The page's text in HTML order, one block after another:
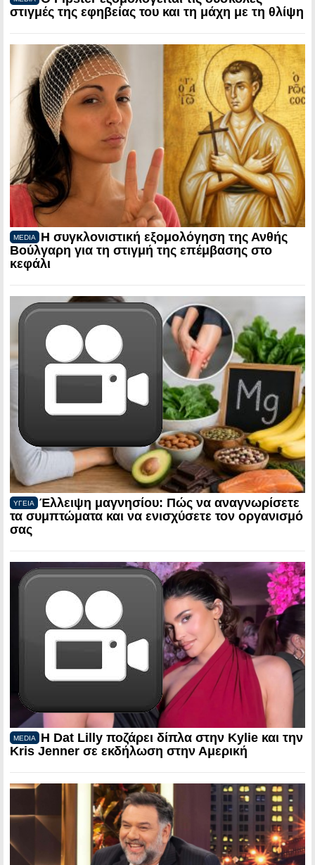
στιγμές της εφηβείας του και τη μάχη με τη θλίψη
MEDIA
Η συγκλονιστική εξομολόγηση της Ανθής
Βούλγαρη για τη στιγμή της επέμβασης στο
κεφάλι
ΥΓΕΙΑ
Έλλειψη μαγνησίου: Πώς να αναγνωρίσετε
τα συμπτώματα και να ενισχύσετε τον οργανισμό
σας
MEDIA
Η Dat Lilly ποζάρει δίπλα στην Kylie και την
Kris Jenner σε εκδήλωση στην Αμερική